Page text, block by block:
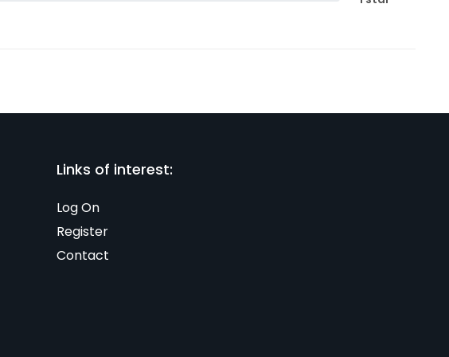
Links of interest:
Log On
Register
Contact